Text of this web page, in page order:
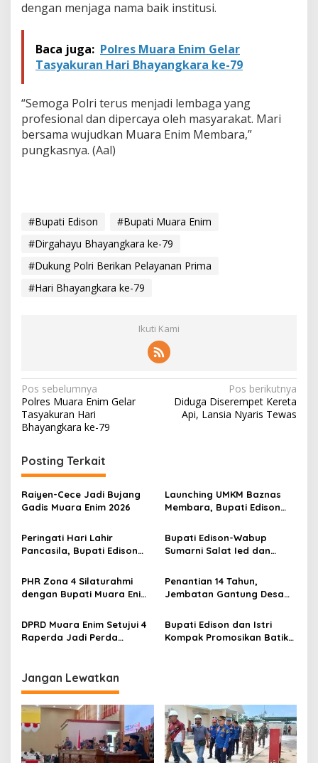
dengan menjaga nama baik institusi.
Baca juga: Polres Muara Enim Gelar
Tasyakuran Hari Bhayangkara ke-79
“Semoga Polri terus menjadi lembaga yang
profesional dan dipercaya oleh masyarakat. Mari
bersama wujudkan Muara Enim Membara,”
pungkasnya. (Aal)
#Bupati Edison
#Bupati Muara Enim
#Dirgahayu Bhayangkara ke-79
#Dukung Polri Berikan Pelayanan Prima
#Hari Bhayangkara ke-79
Ikuti Kami
N
a
v
i
g
a
s
i
p
s
Pos sebelumnya
Polres Muara Enim Gelar
Tasyakuran Hari
Bhayangkara ke-79
Pos berikutnya
Diduga Diserempet Kereta
Api, Lansia Nyaris Tewas
Posting Terkait
Raiyen-Cece Jadi Bujang
Gadis Muara Enim 2026
Launching UMKM Baznas
Membara, Bupati Edison
Usaha kepada 200
Mustahik
Peringati Hari Lahir
Pancasila, Bupati Edison
Perkokoh Persatuan dan
Kawal Pembangunan
Bupati Edison-Wabup
Sumarni Salat Ied dan
di Masjid Agung
PHR Zona 4 Silaturahmi
dengan Bupati Muara Enim
Sinergi Dukung Ketahanan
Energi Nasional
Penantian 14 Tahun,
Jembatan Gantung Desa
DPRD Muara Enim Setujui 4
Raperda Jadi Perda
Bupati Edison dan Istri
Kompak Promosikan Batik
Jangan Lewatkan